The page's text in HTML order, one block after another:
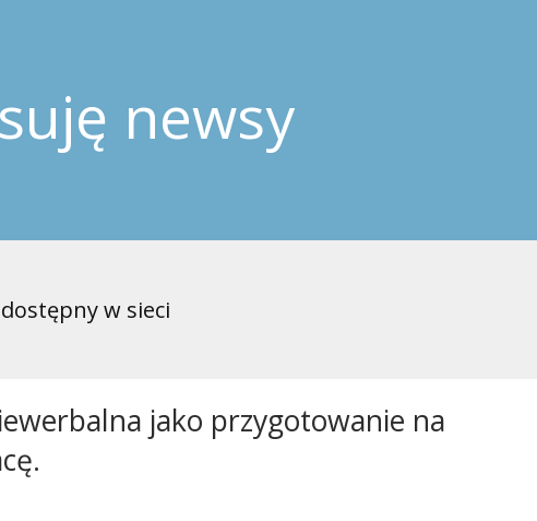
newsy
w sieci
jako przygotowanie na